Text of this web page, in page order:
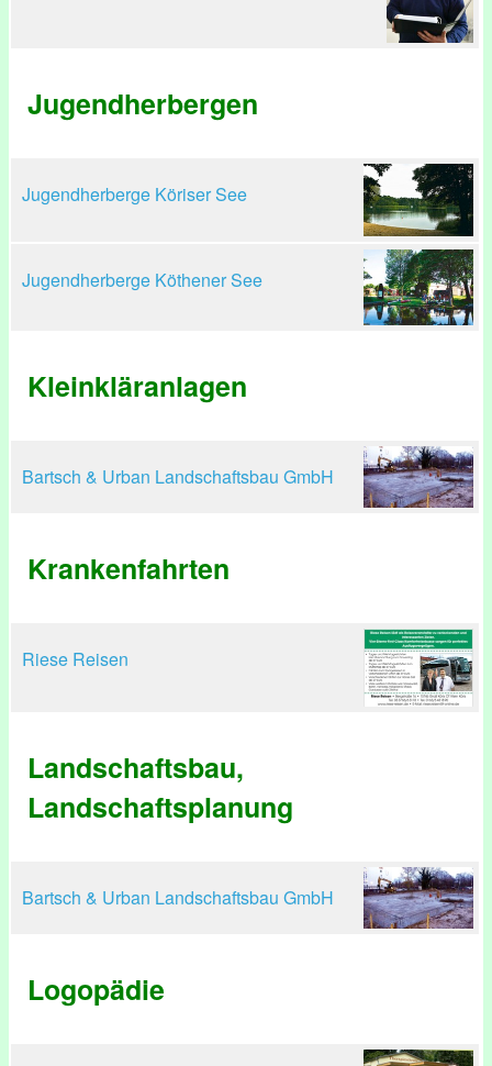
Jugendherbergen
Jugendherberge Köriser See
Jugendherberge Köthener See
Kleinkläranlagen
Bartsch & Urban Landschaftsbau GmbH
Krankenfahrten
Riese Reisen
Landschaftsbau,
Landschaftsplanung
Bartsch & Urban Landschaftsbau GmbH
Logopädie